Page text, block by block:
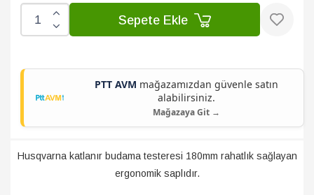
Sepete Ekle
PTT AVM mağazamızdan güvenle satın
alabilirsiniz.
Mağazaya Git →
Husqvarna katlanır budama testeresi 180mm rahatlık sağlayan
ergonomik saplıdır.